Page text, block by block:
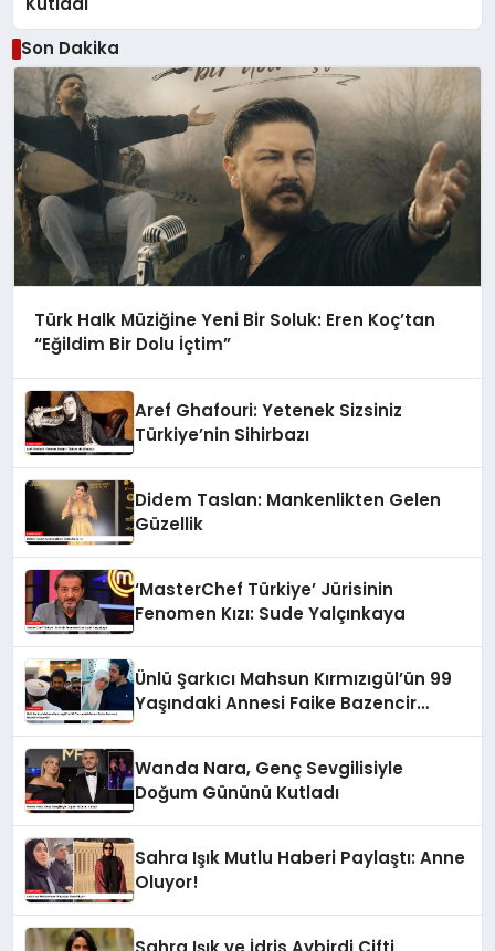
Son Dakika
Türk Halk Müziğine Yeni Bir Soluk: Eren Koç’tan
“Eğildim Bir Dolu İçtim”
Aref Ghafouri: Yetenek Sizsiniz
Türkiye’nin Sihirbazı
Didem Taslan: Mankenlikten Gelen
Güzellik
‘MasterChef Türkiye’ Jürisinin
Fenomen Kızı: Sude Yalçınkaya
Ünlü Şarkıcı Mahsun Kırmızıgül’ün 99
Yaşındaki Annesi Faike Bazencir
Wanda Nara, Genç Sevgilisiyle
Doğum Gününü Kutladı
Sahra Işık Mutlu Haberi Paylaştı: Anne
Oluyor!